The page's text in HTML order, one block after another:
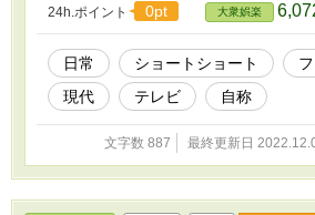
24h.ポイント 0pt 大衆娯楽
日常 ショートショート
現代
テレビ 自称
文字数 887 最終更新日